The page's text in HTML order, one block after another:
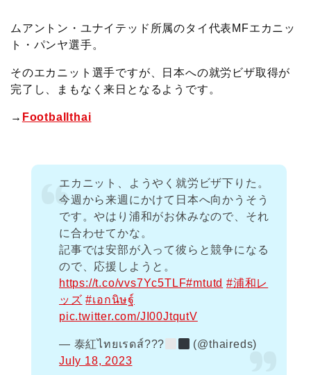
b
o
e a
ムアントン・ユナイテッド所属のタイ代表MFエカニッ
ト・パンヤ選手。
そのエカニット選手ですが、日本への就労ビザ取得が
完了し、まもなく来日となるようです。
→ Footballthai
エカニット、ようやく就労ビザ下りた。
今週から来週にかけて日本へ向かうそう
です。やはり浦和がお休みなので、それ
に合わせてかな。
記事では安部が入って彼らと競争になる
ので、応援しようと。
https://t.co/vvs7Yc5TLF#mtutd #浦和レ
ッズ #เอกนิษฐ์
pic.twitter.com/JI00JtqutV
— 泰紅ไทยเรดส์​???
(@thaireds)
July 18, 2023